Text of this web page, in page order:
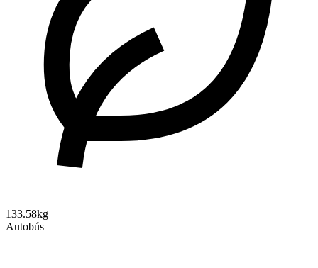
133.58kg
Autobús